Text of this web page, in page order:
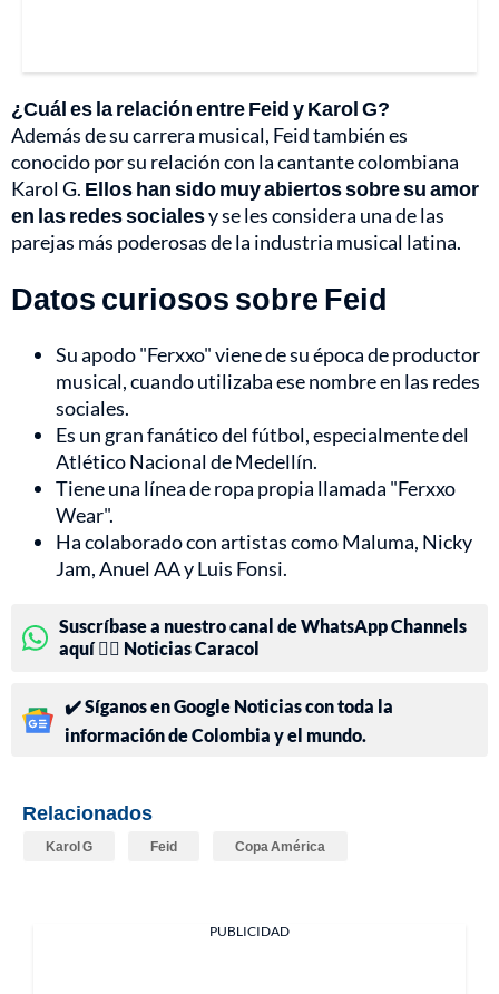
¿Cuál es la relación entre Feid y Karol G?
Además de su carrera musical, Feid también es
conocido por su relación con la cantante colombiana
Karol G. Ellos han sido muy abiertos sobre su amor
en las redes socialesy se les considera una de las
parejas más poderosas de la industria musical latina.
Datos curiosos sobre Feid
Su apodo "Ferxxo" viene de su época de productor
musical, cuando utilizaba ese nombre en las redes
sociales.
Es un gran fanático del fútbol, especialmente del
Atlético Nacional de Medellín.
Tiene una línea de ropa propia llamada "Ferxxo
Wear".
Ha colaborado con artistas como Maluma, Nicky
Jam, Anuel AA y Luis Fonsi.
Suscríbase a nuestro canal de WhatsApp Channels
aquí 👉🏻 Noticias Caracol
✔️ Síganos en Google Noticias con toda la
información de Colombia y el mundo.
Relacionados
Karol G Feid Copa América
PUBLICIDAD